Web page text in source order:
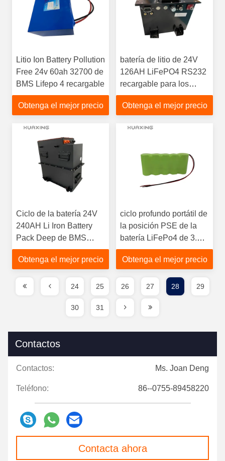
Litio Ion Battery Pollution
Free 24v 60ah 32700 de
BMS Lifepo 4 recargable
Obtenga el mejor precio
batería de litio de 24V
126AH LiFePO4 RS232
recargable para los
carros de golf
Obtenga el mejor precio
Ciclo de la batería 24V
240AH Li Iron Battery
Pack Deep de BMS
Lithium Iron Lifepo 4
Obtenga el mejor precio
ciclo profundo portátil de
la posición PSE de la
batería LiFePo4 de 3.2V
30AH para la
iluminación solar
Obtenga el mejor precio
24 25 26 27 28 29
30 31
Contactos
Contactos: Ms. Joan Deng
Teléfono: 86--0755-89458220
Contacta ahora